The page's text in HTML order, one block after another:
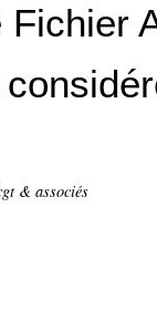
& associés